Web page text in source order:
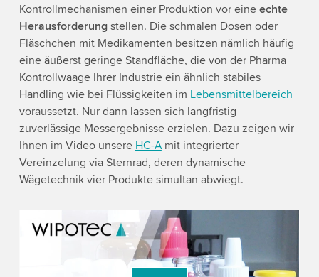
Kontrollmechanismen einer Produktion vor eine echte
Herausforderungstellen. Die schmalen Dosen oder
Fläschchen mit Medikamenten besitzen nämlich häufig
eine äußerst geringe Standfläche, die von der Pharma
Kontrollwaage Ihrer Industrie ein ähnlich stabiles
Handling wie bei Flüssigkeiten im Lebensmittelbereich
voraussetzt. Nur dann lassen sich langfristig
zuverlässige Messergebnisse erzielen. Dazu zeigen wir
Ihnen im Video unsere HC-Amit integrierter
Vereinzelung via Sternrad, deren dynamische
Wägetechnik vier Produkte simultan abwiegt.
We need your consent to load the YouTube
We use a third party service to embed video